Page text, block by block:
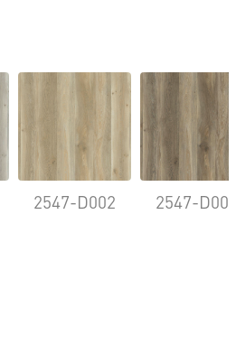
2547-D002 2547-